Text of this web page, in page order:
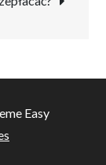
Easy